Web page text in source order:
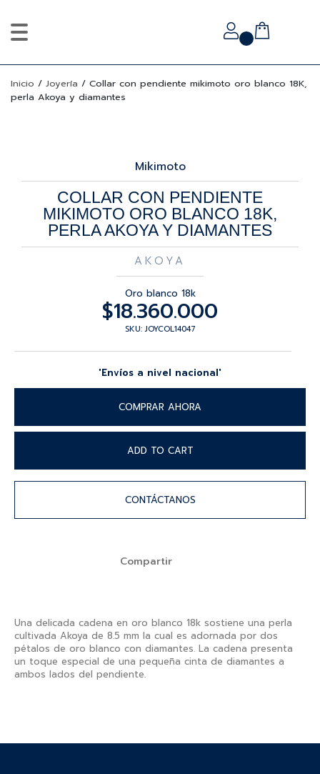
Inicio / Joyería / Collar con pendiente mikimoto oro blanco 18K,
perla Akoya y diamantes
Mikimoto
COLLAR CON PENDIENTE
MIKIMOTO ORO BLANCO 18K,
PERLA AKOYA Y DIAMANTES
AKOYA
Oro blanco 18k
$18.360.000
SKU: JOYCOL14047
'Envíos a nivel nacional'
COMPRAR AHORA
ADD TO CART
CONTÁCTANOS
Compartir
Una delicada cadena en oro blanco 18k sostiene una perla
cultivada Akoya de 8.5 mm la cual es adornada por dos
pétalos de oro blanco con diamantes. La cadena presenta
un toque especial de una pequeña cinta de diamantes a
ambos lados del pendiente.